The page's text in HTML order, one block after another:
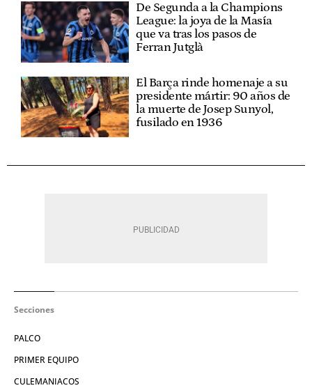
De Segunda a la Champions
League: la joya de la Masía
que va tras los pasos de
Ferran Jutglà
El Barça rinde homenaje a su
presidente mártir: 90 años de
la muerte de Josep Sunyol,
fusilado en 1936
Secciones
PALCO
PRIMER EQUIPO
CULEMANIACOS